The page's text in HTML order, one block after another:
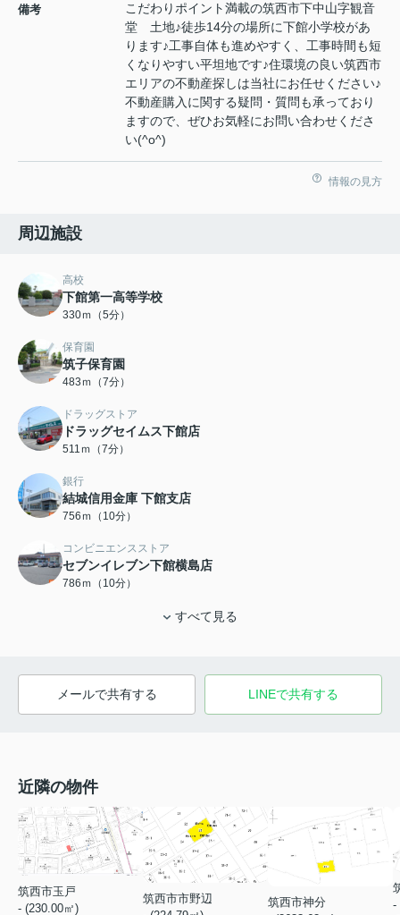
備考
こだわりポイント満載の筑西市下中山字観音
堂 土地♪徒歩14分の場所に下館小学校があ
ります♪工事自体も進めやすく、工事時間も短
くなりやすい平坦地です♪住環境の良い筑西市
エリアの不動産探しは当社にお任せください♪
不動産購入に関する疑問・質問も承っており
ますので、ぜひお気軽にお問い合わせくださ
い(^o^)
情報の見方
周辺施設
高校
下館第一高等学校
330ｍ（5分）
保育園
筑子保育園
483ｍ（7分）
ドラッグストア
ドラッグセイムス下館店
511ｍ（7分）
銀行
結城信用金庫 下館支店
756ｍ（10分）
コンビニエンスストア
セブンイレブン下館横島店
786ｍ（10分）
すべて見る
メールで共有する LINEで共有する
近隣の物件
筑西市玉戸
- (230.00㎡)
筑西市市野辺
筑西市神分
-